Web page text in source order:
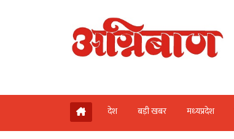
देश बड़ी खबर मध्‍यप्रदेश